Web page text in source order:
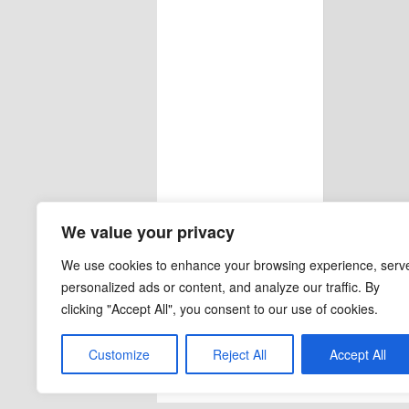
We value your privacy
We use cookies to enhance your browsing experience,
personalized ads or content, and analyze our traffic. By
clicking "Accept All", you consent to our use of cookies.
Customize Reject All Accept All